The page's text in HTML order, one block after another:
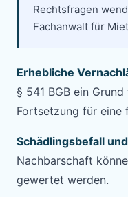
Rechtsfragen
Fachanwalt für
Erhebliche
§ 541 BGB ein
Fortsetzung für eine
Schädlingsbefall
Nachbarschaft
gewertet werden.